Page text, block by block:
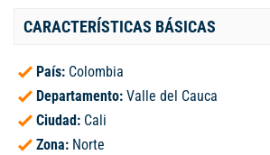
CARACTERÍSTICAS BÁSICAS
País: Colombia
Departamento: Valle del Cauca
Ciudad: Cali
Zona: Norte